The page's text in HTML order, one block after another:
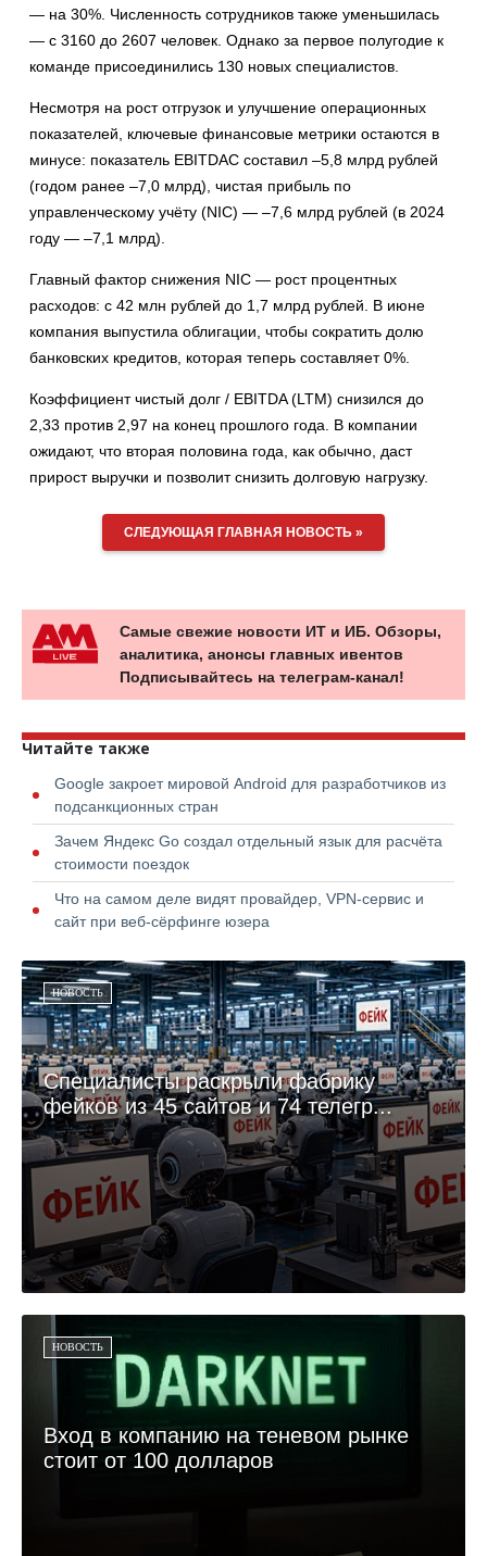
— на 30%. Численность сотрудников также уменьшилась
— с 3160 до 2607 человек. Однако за первое полугодие к
команде присоединились 130 новых специалистов.
Несмотря на рост отгрузок и улучшение операционных
показателей, ключевые финансовые метрики остаются в
минусе: показатель EBITDAC составил –5,8 млрд рублей
(годом ранее –7,0 млрд), чистая прибыль по
управленческому учёту (NIC) — –7,6 млрд рублей (в 2024
году — –7,1 млрд).
Главный фактор снижения NIC — рост процентных
расходов: с 42 млн рублей до 1,7 млрд рублей. В июне
компания выпустила облигации, чтобы сократить долю
банковских кредитов, которая теперь составляет 0%.
Коэффициент чистый долг / EBITDA (LTM) снизился до
2,33 против 2,97 на конец прошлого года. В компании
ожидают, что вторая половина года, как обычно, даст
прирост выручки и позволит снизить долговую нагрузку.
СЛЕДУЮЩАЯ ГЛАВНАЯ НОВОСТЬ »
Самые свежие новости ИТ и ИБ. Обзоры,
аналитика, анонсы главных ивентов
Подписывайтесь на телеграм-канал!
Читайте также
Google закроет мировой Android для разработчиков из
подсанкционных стран
Зачем Яндекс Go создал отдельный язык для расчёта
стоимости поездок
Что на самом деле видят провайдер, VPN-сервис и
сайт при веб-сёрфинге юзера
НОВОСТЬ
Специалисты раскрыли фабрику
фейков из 45 сайтов и 74 телегр...
НОВОСТЬ
Вход в компанию на теневом рынке
стоит от 100 долларов